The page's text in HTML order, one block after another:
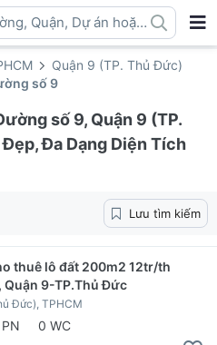
Quận, Dự án hoặc
Quận 9 (TP. Thủ Đức)
số 9
số 9, Quận 9 (TP.
Đa Dạng Diện Tích
Lưu tìm kiếm
thuê lô đất 200m2 12tr/th
9-TP.Thủ Đức
Đức), TPHCM
0 WC